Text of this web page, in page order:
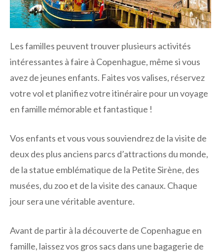
Les familles peuvent trouver plusieurs activités
intéressantes à faire à Copenhague, même si vous
avez de jeunes enfants. Faites vos valises, réservez
votre vol et planifiez votre itinéraire pour un voyage
en famille mémorable et fantastique !
Vos enfants et vous vous souviendrez de la visite de
deux des plus anciens parcs d’attractions du monde,
de la statue emblématique de la Petite Sirène, des
musées, du zoo et de la visite des canaux. Chaque
jour sera une véritable aventure.
Avant de partir à la découverte de Copenhague en
famille, laissez vos gros sacs dans une bagagerie de